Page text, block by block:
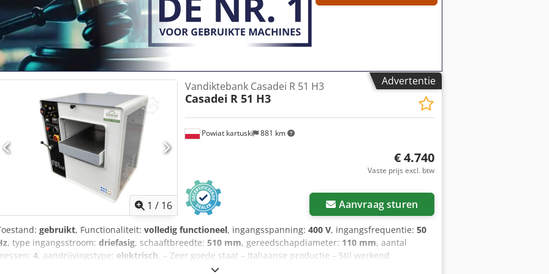
MDD-wagenpark, koeriersdiensten of externe vervoerders • wij bieden financiële ondersteuning via lease
of lease-krediet
Advertentie
1 / 16
Powiat kartuski 881 km
Vandiktebank Casadei R 51 H3
Casadei R 51 H3
€ 4.740
Vaste prijs excl. btw
Aanvraag sturen
gebruikt, Functionaliteit: volledig functioneel, ingangsspanning: 400 V, ingangsfrequentie: 50
, type ingangsstroom: driefasig, schaaftbreedte: 510 mm, gereedschapdiameter: 110 mm, aantal
4, aandrijvingstype: elektrisch, – Zeer goede staat – Italiaanse productie – Stil werkend
TECHNISCHE SPECIFICATIES: – Schaafbreedte: 510 mm Codezcpf Tspfx Aixsrf – Schaafhoogte: 250 mm –